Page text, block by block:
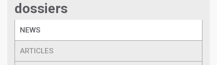
dossiers
NEWS
ARTICLES